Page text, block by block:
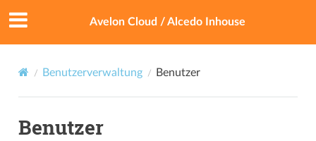
Avelon Cloud / Alcedo Inhouse
Benutzerverwaltung Benutzer
Benutzer